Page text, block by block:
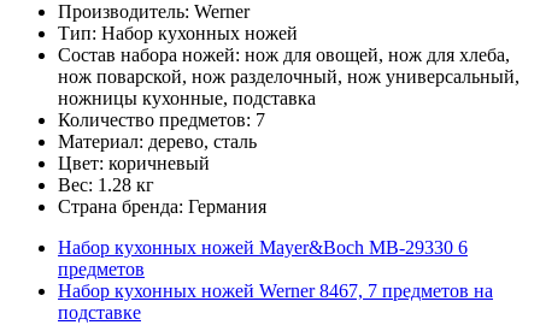
Производитель: Werner
Тип: Набор кухонных ножей
Состав набора ножей: нож для овощей, нож для хлеба,
нож поварской, нож разделочный, нож универсальный,
ножницы кухонные, подставка
Количество предметов: 7
Материал: дерево, сталь
Цвет: коричневый
Вес: 1.28 кг
Страна бренда: Германия
Набор кухонных ножей Mayer&Boch MB-29330 6
предметов
Набор кухонных ножей Werner 8467, 7 предметов на
подставке